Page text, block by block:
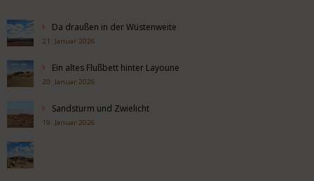
Da draußen in der Wüstenweite
21. Januar 2026
Ein altes Flußbett hinter Layoune
20. Januar 2026
Sandsturm und Zwielicht
19. Januar 2026